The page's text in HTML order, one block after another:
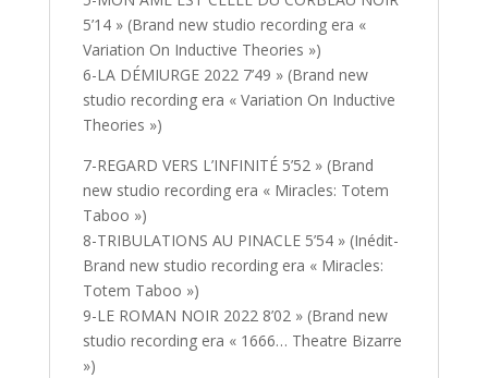
5’14 » (Brand new studio recording era «
Variation On Inductive Theories »)
6-LA DÉMIURGE 2022 7’49 » (Brand new
studio recording era « Variation On Inductive
Theories »)
7-REGARD VERS L’INFINITÉ 5’52 » (Brand
new studio recording era « Miracles: Totem
Taboo »)
8-TRIBULATIONS AU PINACLE 5’54 » (Inédit-
Brand new studio recording era « Miracles:
Totem Taboo »)
9-LE ROMAN NOIR 2022 8’02 » (Brand new
studio recording era « 1666… Theatre Bizarre
»)